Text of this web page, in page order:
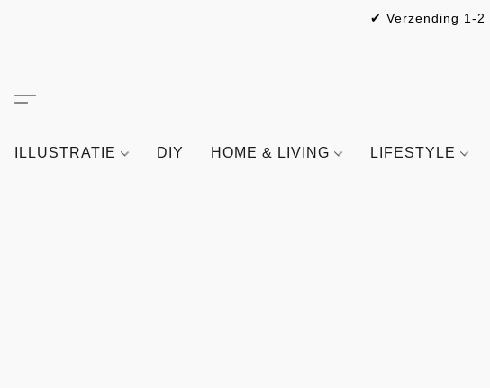
✔ Verzending 1-
ILLUSTRATIE DIY HOME & LIVING LIFESTYLE